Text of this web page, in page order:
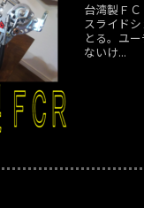
台湾製Ｆ
スライド
とる。ユ
ないけ...